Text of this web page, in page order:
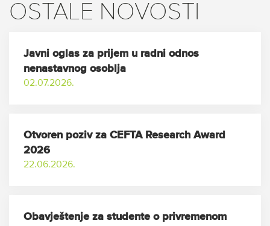
OSTALE NOVOSTI
Javni oglas za prijem u radni odnos
nenastavnog osoblja
02.07.2026.
Otvoren poziv za CEFTA Research Award
2026
22.06.2026.
Obavještenje za studente o privremenom